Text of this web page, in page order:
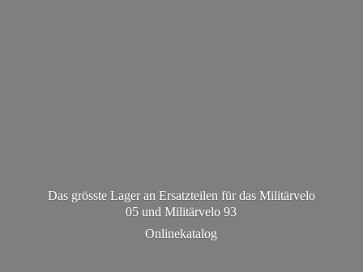
Das grösste Lager an Ersatzteilen für das Militärvelo
05 und Militärvelo 93
Onlinekatalog